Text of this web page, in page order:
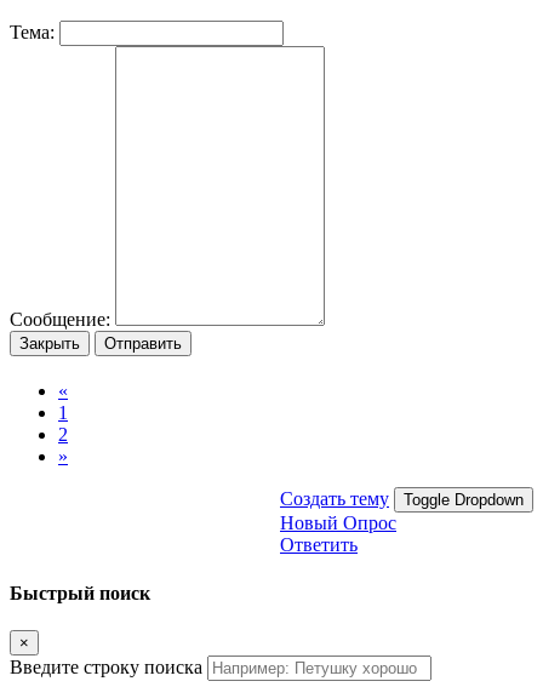
Тема:
Сообщение:
Закрыть Отправить
«
1
2
»
Создать тему Toggle Dropdown
Новый Опрос
Ответить
Быстрый поиск
×
Введите строку поиска